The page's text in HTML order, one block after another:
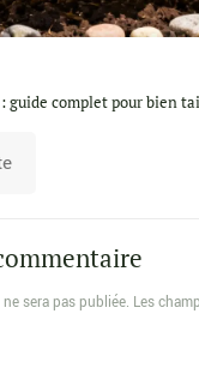
guide complet pour bien
sera pas publiée. Les